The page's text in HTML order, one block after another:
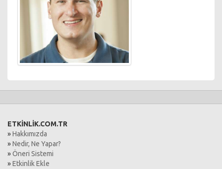
ETKİNLİK.COM.TR
»Hakkımızda
»Nedir, Ne Yapar?
»Öneri Sistemi
»Etkinlik Ekle